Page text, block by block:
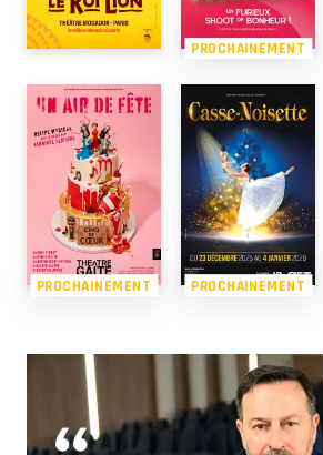
PROCHAINEMENT
PROCHAINEMENT PROCHAINEMENT